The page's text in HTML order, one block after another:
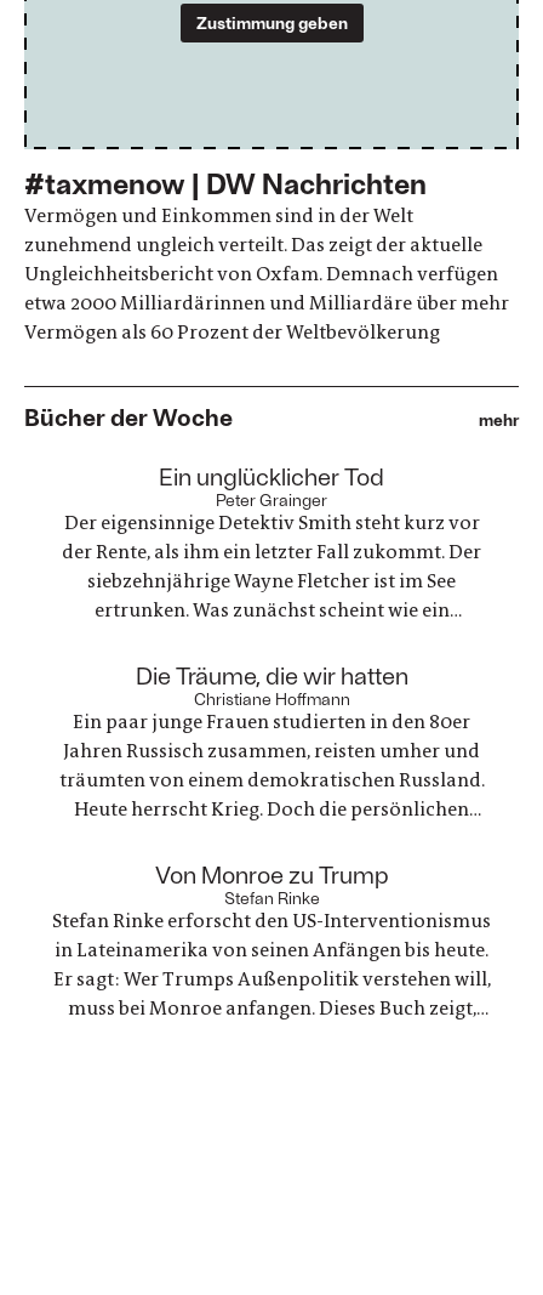
Zustimmung geben
#taxmenow | DW Nachrichten
Vermögen und Einkommen sind in der Welt
zunehmend ungleich verteilt. Das zeigt der aktuelle
Ungleichheitsbericht von Oxfam. Demnach verfügen
etwa 2000 Milliardärinnen und Milliardäre über mehr
Vermögen als 60 Prozent der Weltbevölkerung
Bücher der Woche mehr
Ein unglücklicher Tod
Peter Grainger
Der eigensinnige Detektiv Smith steht kurz vor
der Rente, als ihm ein letzter Fall zukommt. Der
siebzehnjährige Wayne Fletcher ist im See
ertrunken. Was zunächst scheint wie ein
anderes heraus. Es geht um nichts weniger als die
große Frage nach Gerechtigkeit. Eine
nervenaufreibende Ermittlung beginnt
Die Träume, die wir hatten
Christiane Hoffmann
Ein paar junge Frauen studierten in den 80er
Jahren Russisch zusammen, reisten umher und
träumten von einem demokratischen Russland.
Heute herrscht Krieg. Doch die persönlichen
gerade als eine der Frauen stirbt. Ein Buch über
Trauer und Hoffnung in deutsch-ukranisch-
russischen Beziehungen
Von Monroe zu Trump
Stefan Rinke
Stefan Rinke erforscht den US-Interventionismus
in Lateinamerika von seinen Anfängen bis heute.
Er sagt: Wer Trumps Außenpolitik verstehen will,
muss bei Monroe anfangen. Dieses Buch zeigt,